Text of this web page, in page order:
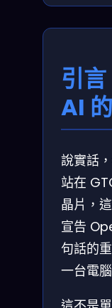
引
AI
說實話
站在
晶片，
宣告
句話的
一台電